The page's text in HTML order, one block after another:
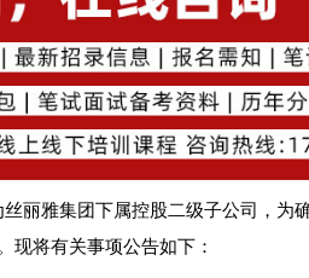
丽雅集团下属控股二级子公司，为
现将有关事项公告如下：